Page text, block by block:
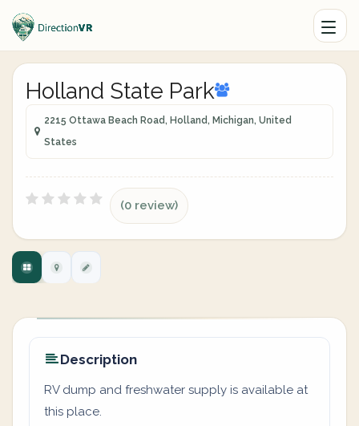
Holland State Park
2215 Ottawa Beach Road, Holland, Michigan, United
States
(0 review)
Description
RV dump and freshwater supply is available at
this place.